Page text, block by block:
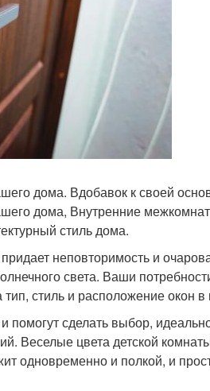
дома. Вдобавок к своей
дома, Внутренние
стиль дома.
неповторимость и
света. Ваши
стиль и расположение окон
помогут сделать выбор,
Веселые цвета детской
одновременно и полкой, и